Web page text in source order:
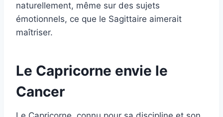
naturellement, même sur des sujets
émotionnels, ce que le Sagittaire aimerait
maîtriser.
Le Capricorne envie le
Cancer